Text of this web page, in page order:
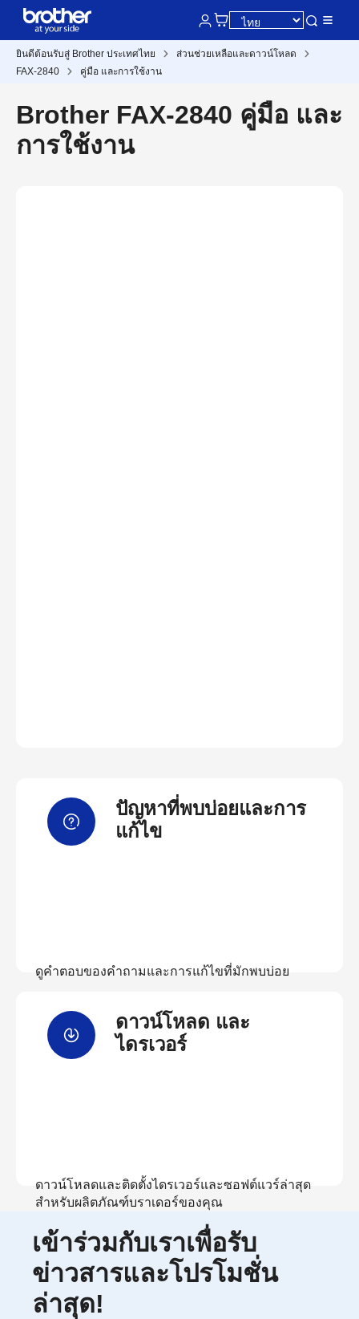
ยินดีต้อนรับสู่ Brother ประเทศไทย
ส่วนช่วยเหลือและดาวน์โหลด
FAX-2840
คู่มือ และการใช้งาน
Brother FAX-2840 คู่มือ และ
การใช้งาน
ปัญหาที่พบบ่อยและการ
แก้ไข
ดูคำตอบของคำถามและการแก้ไขที่มักพบบ่อย
ดูคำถามที่พบบ่อย
ดาวน์โหลด และ
ไดรเวอร์
ดาวน์โหลดและติดตั้งไดรเวอร์และซอฟต์แวร์ล่าสุด
สำหรับผลิตภัณฑ์บราเดอร์ของคุณ
ดูการดาวน์โหลด
เข้าร่วมกับเราเพื่อรับ
ข่าวสารและโปรโมชั่น
ล่าสุด!